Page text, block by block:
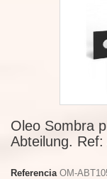
Oleo Sombra
Abteilung. Ref:
Referencia OM-